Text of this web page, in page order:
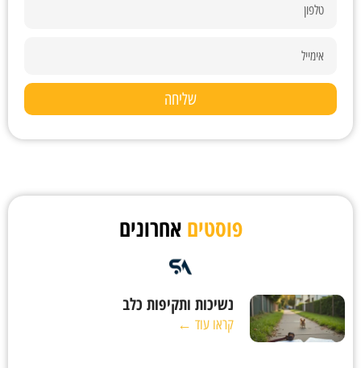
שליחה
פוסטים אחרונים
נשיכות ותקיפות כלב
קראו עוד ←